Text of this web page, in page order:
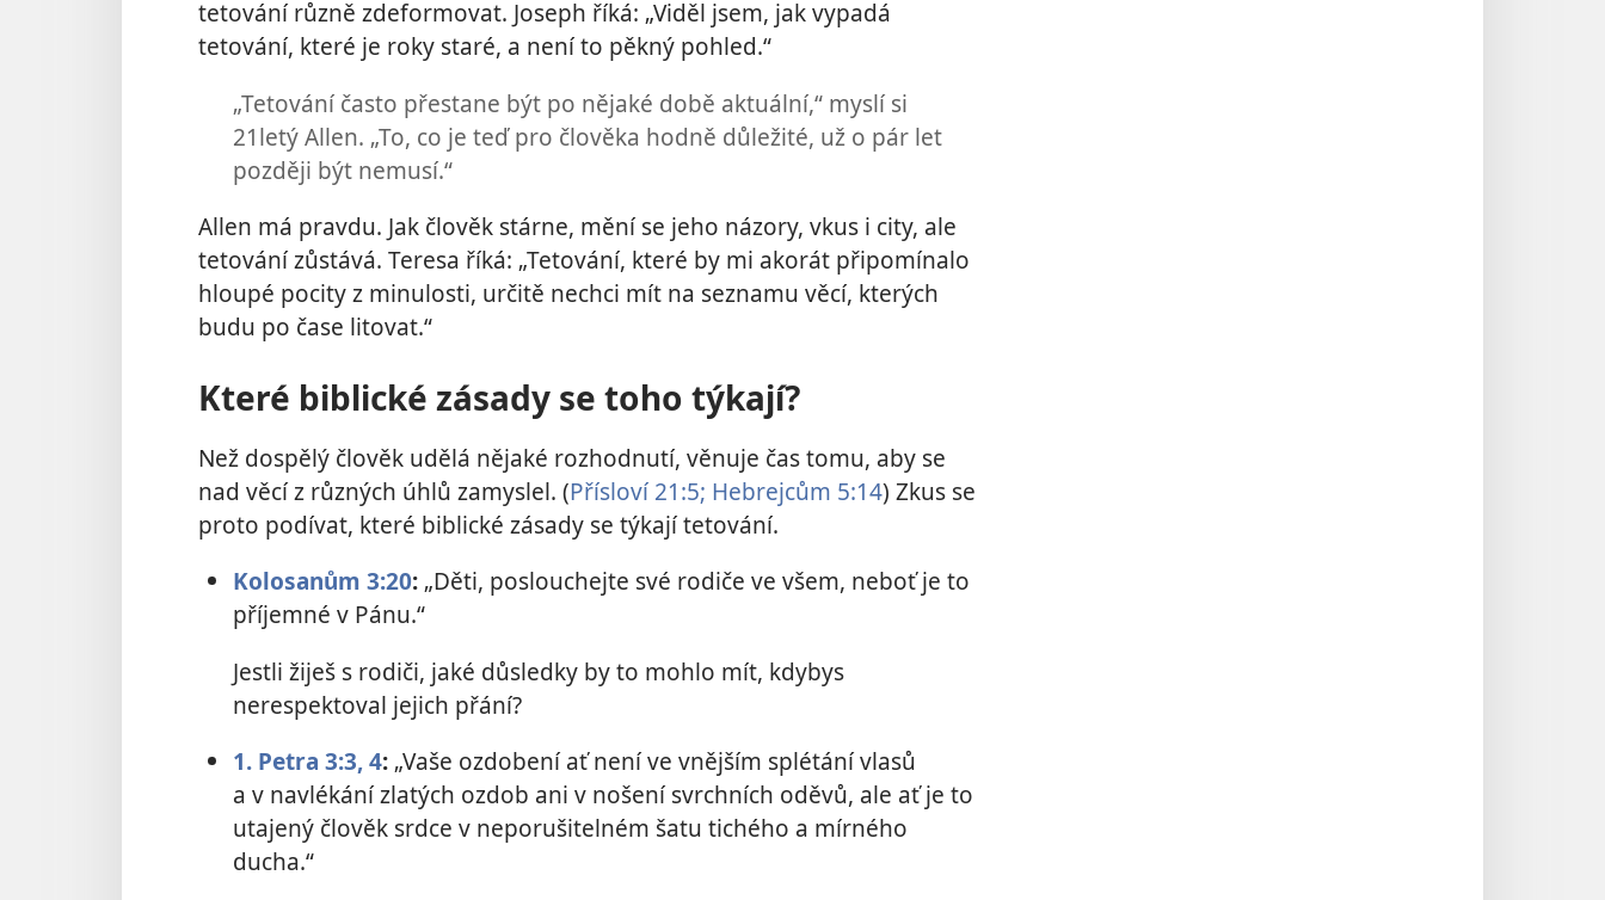
tetování různě zdeformovat. Joseph říká: „Viděl jsem, jak vypadá
tetování, které je roky staré, a není to pěkný pohled.“
„Tetování často přestane být po nějaké době aktuální,“ myslí si
21letý Allen. „To, co je teď pro člověka hodně důležité, už o pár let
později být nemusí.“
Allen má pravdu. Jak člověk stárne, mění se jeho názory, vkus i city, ale
tetování zůstává. Teresa říká: „Tetování, které by mi akorát připomínalo
hloupé pocity z minulosti, určitě nechci mít na seznamu věcí, kterých
budu po čase litovat.“
Které biblické zásady se toho týkají?
Než dospělý člověk udělá nějaké rozhodnutí, věnuje čas tomu, aby se
nad věcí z různých úhlů zamyslel. (Přísloví 21:5; Hebrejcům 5:14) Zkus se
proto podívat, které biblické zásady se týkají tetování.
Kolosanům 3:20:„Děti, poslouchejte své rodiče ve všem, neboť je to
příjemné v Pánu.“
Jestli žiješ s rodiči, jaké důsledky by to mohlo mít, kdybys
nerespektoval jejich přání?
1. Petra 3:3, 4:„Vaše ozdobení ať není ve vnějším splétání vlasů
a v navlékání zlatých ozdob ani v nošení svrchních oděvů, ale ať je to
utajený člověk srdce v neporušitelném šatu tichého a mírného
ducha.“